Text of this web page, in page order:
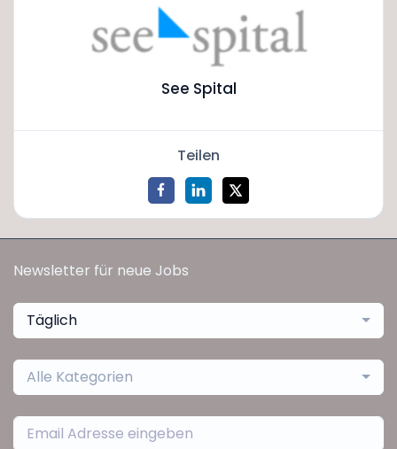
See Spital
Teilen
Newsletter für neue Jobs
Täglich
Alle Kategorien